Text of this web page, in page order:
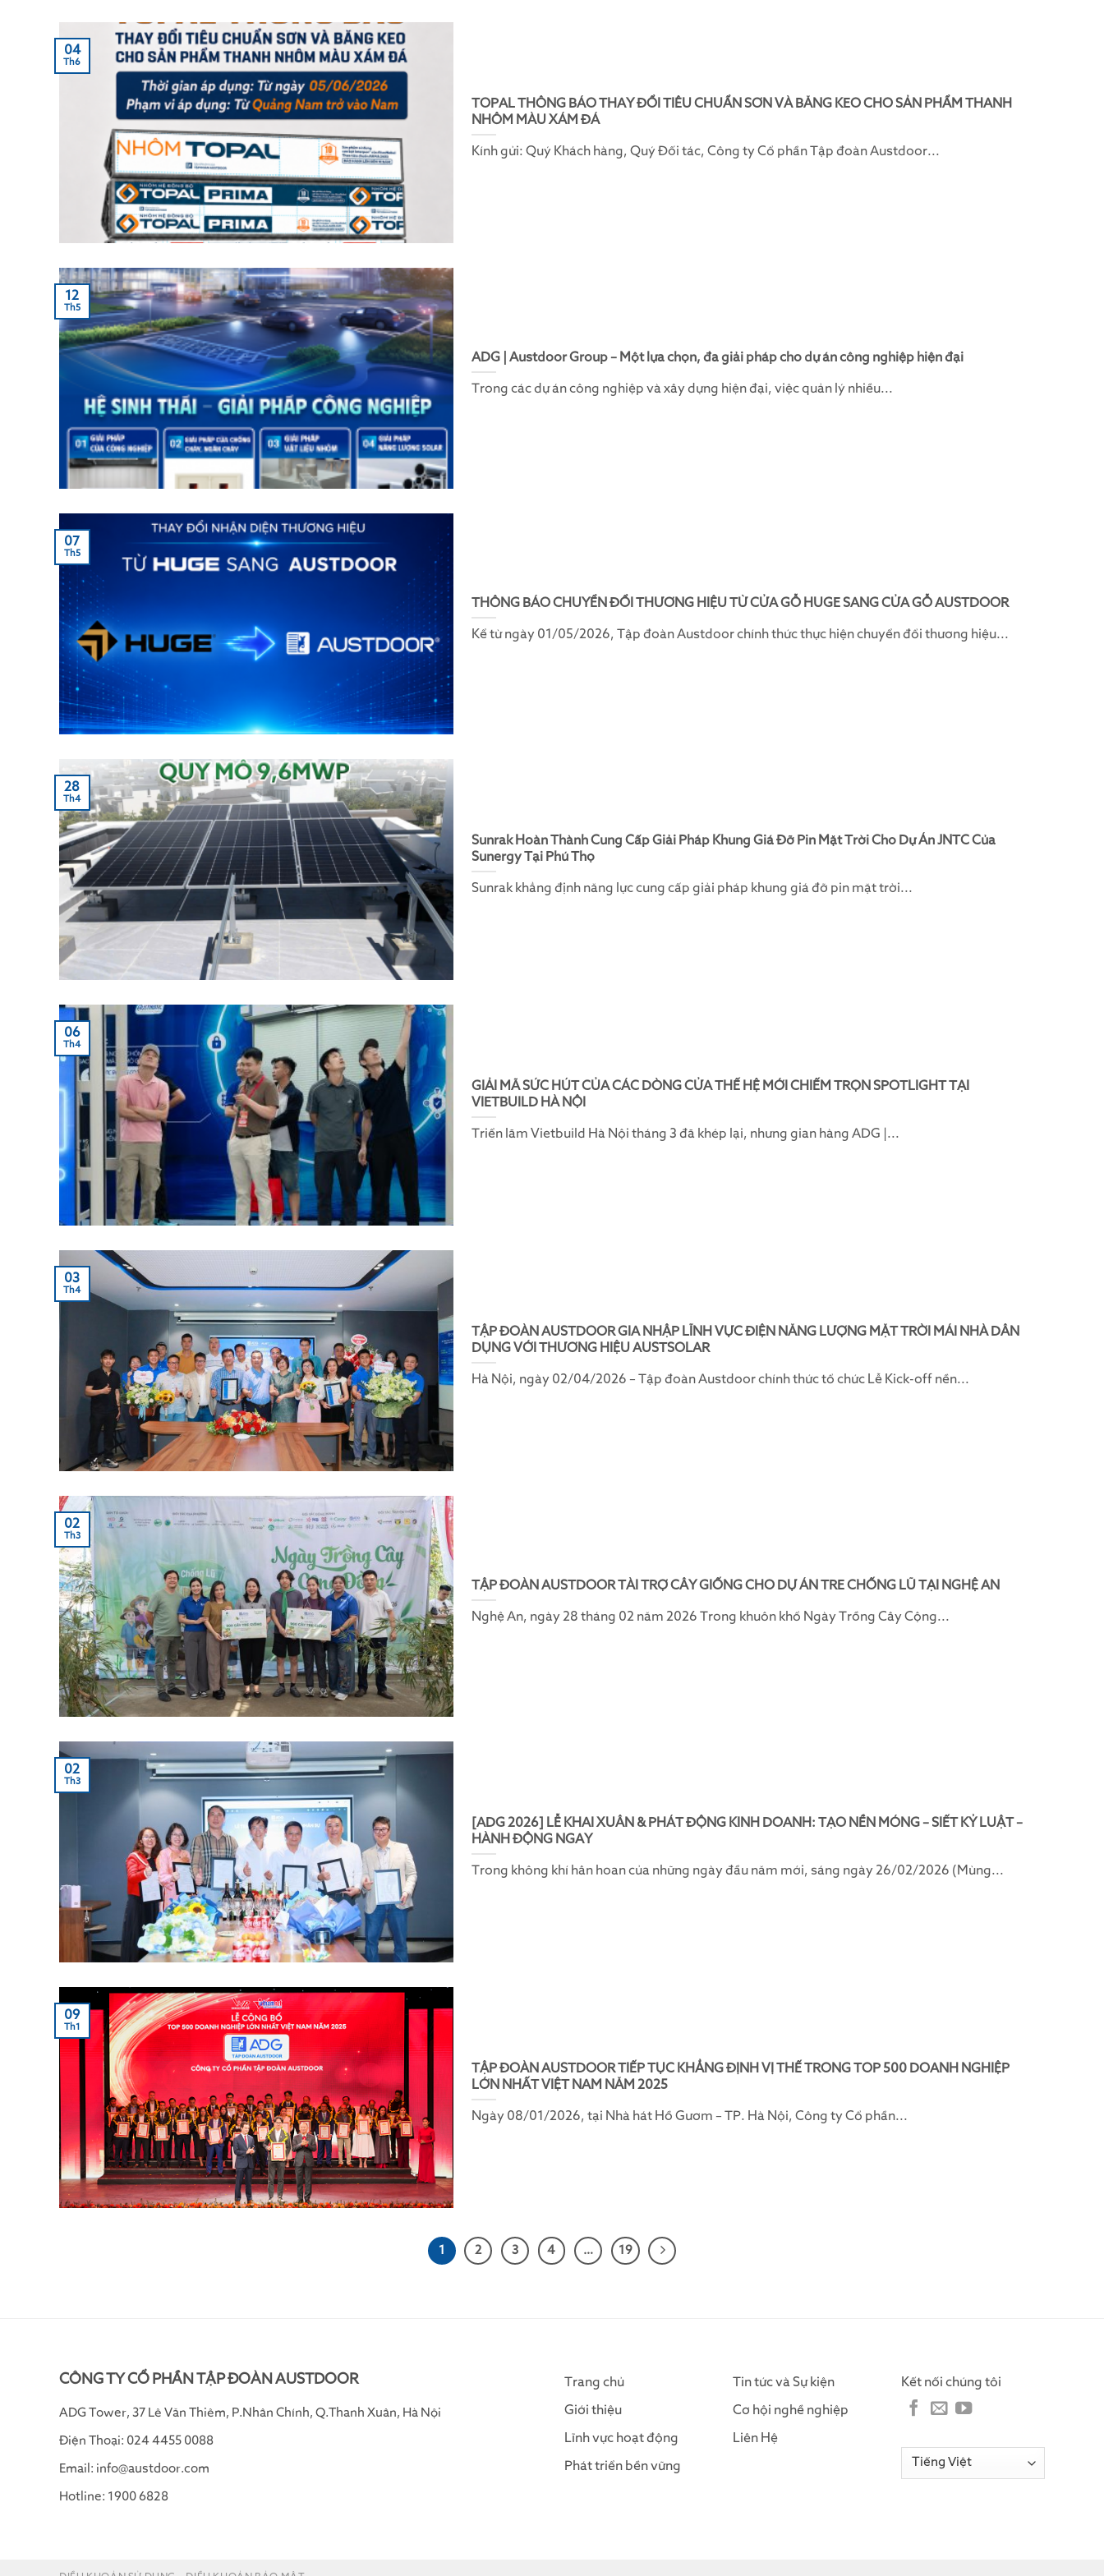
TOPAL THÔNG BÁO THAY ĐỔI TIÊU CHUẨN SƠN VÀ BĂNG KEO CHO SẢN PHẨM THANH
NHÔM MÀU XÁM ĐÁ
Kính gửi: Quý Khách hàng, Quý Đối tác, Công ty Cổ phần Tập đoàn Austdoor...
04
Th6
ADG | Austdoor Group – Một lựa chọn, đa giải pháp cho dự án công nghiệp hiện đại
Trong các dự án công nghiệp và xây dựng hiện đại, việc quản lý nhiều...
12
Th5
THÔNG BÁO CHUYỂN ĐỔI THƯƠNG HIỆU TỪ CỬA GỖ HUGE SANG CỬA GỖ AUSTDOOR
Kể từ ngày 01/05/2026, Tập đoàn Austdoor chính thức thực hiện chuyển đổi thương hiệu...
07
Th5
Sunrak Hoàn Thành Cung Cấp Giải Pháp Khung Giá Đỡ Pin Mặt Trời Cho Dự Án JNTC Của
Sunergy Tại Phú Thọ
Sunrak khẳng định năng lực cung cấp giải pháp khung giá đỡ pin mặt trời...
28
Th4
GIẢI MÃ SỨC HÚT CỦA CÁC DÒNG CỬA THẾ HỆ MỚI CHIẾM TRỌN SPOTLIGHT TẠI
VIETBUILD HÀ NỘI
Triển lãm Vietbuild Hà Nội tháng 3 đã khép lại, nhưng gian hàng ADG |...
06
Th4
TẬP ĐOÀN AUSTDOOR GIA NHẬP LĨNH VỰC ĐIỆN NĂNG LƯỢNG MẶT TRỜI MÁI NHÀ DÂN
DỤNG VỚI THƯƠNG HIỆU AUSTSOLAR
Hà Nội, ngày 02/04/2026 – Tập đoàn Austdoor chính thức tổ chức Lễ Kick-off nền...
03
Th4
TẬP ĐOÀN AUSTDOOR TÀI TRỢ CÂY GIỐNG CHO DỰ ÁN TRE CHỐNG LŨ TẠI NGHỆ AN
Nghệ An, ngày 28 tháng 02 năm 2026 Trong khuôn khổ Ngày Trồng Cây Cộng...
02
Th3
[ADG 2026] LỄ KHAI XUÂN & PHÁT ĐỘNG KINH DOANH: TẠO NỀN MÓNG – SIẾT KỶ LUẬT –
HÀNH ĐỘNG NGAY
Trong không khí hân hoan của những ngày đầu năm mới, sáng ngày 26/02/2026 (Mùng...
02
Th3
TẬP ĐOÀN AUSTDOOR TIẾP TỤC KHẲNG ĐỊNH VỊ THẾ TRONG TOP 500 DOANH NGHIỆP
LỚN NHẤT VIỆT NAM NĂM 2025
Ngày 08/01/2026, tại Nhà hát Hồ Gươm – TP. Hà Nội, Công ty Cổ phần...
09
Th1
1 2 3 4 … 19
CÔNG TY CỔ PHẦN TẬP ĐOÀN AUSTDOOR
ADG Tower, 37 Lê Văn Thiêm, P.Nhân Chính, Q.Thanh Xuân, Hà Nội
Điện Thoại: 024 4455 0088
Email: info@austdoor.com
Hotline: 1900 6828
Trang chủ
Giới thiệu
Lĩnh vực hoạt động
Phát triển bền vững
Tin tức và Sự kiện
Cơ hội nghề nghiệp
Liên Hệ
Kết nối chúng tôi